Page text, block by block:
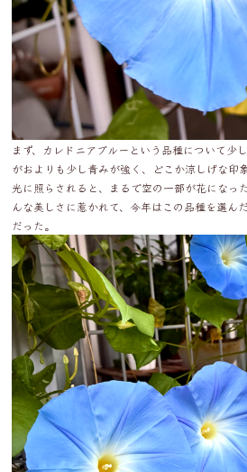
まず、カレドニアブルーという品種について少
がおよりも少し青みが強く、どこか涼しげな印
光に照らされると、まるで空の一部が花になっ
んな美しさに惹かれて、今年はこの品種を選ん
だった。